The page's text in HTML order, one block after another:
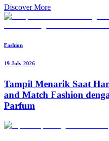
Discover More
Fashion
19 July 2026
Tampil Menarik Saat
and Match Fashion
Parfum